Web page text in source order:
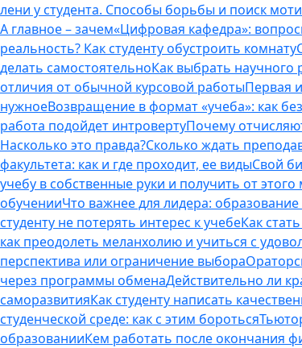
лени у студента. Способы борьбы и поиск
А главное – зачем«Цифровая кафедра»:
реальность? Как студенту обустроить комнату
делать самостоятельноКак выбрать научного
отличия от обычной курсовой работыПервая
нужноеВозвращение в формат «учеба»: как
работа подойдет интровертуПочему
Насколько это правда?Сколько ждать
факультета: как и где проходит, ее видыСвой
учебу в собственные руки и получить от
обученииЧто важнее для лидера:
студенту не потерять интерес к учебеКак
как преодолеть меланхолию и учиться с
перспектива или ограничение выбора
через программы обменаДействительно ли
саморазвитияКак студенту написать
студенческой среде: как с этим бороться
образованииКем работать после окончания